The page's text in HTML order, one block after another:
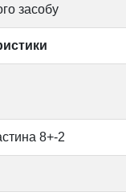
засобу
8+-2